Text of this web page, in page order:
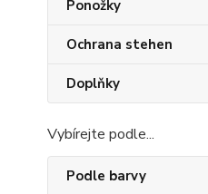
Ponožky
Ochrana stehen
Doplňky
Vybírejte podle...
Podle barvy